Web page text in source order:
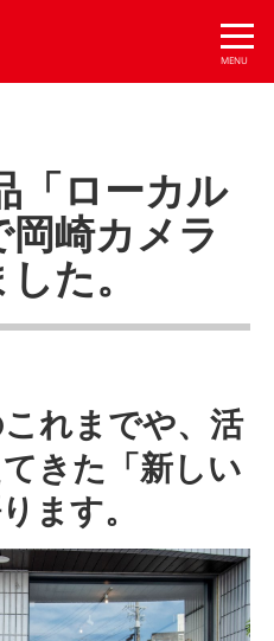
「ローカル
崎カメラ
た。
れまでや、活
きた「新しい
ます。